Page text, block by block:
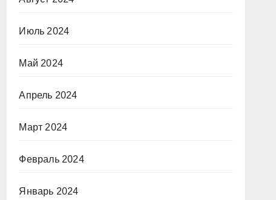
Июль 2024
Май 2024
Апрель 2024
Март 2024
Февраль 2024
Январь 2024